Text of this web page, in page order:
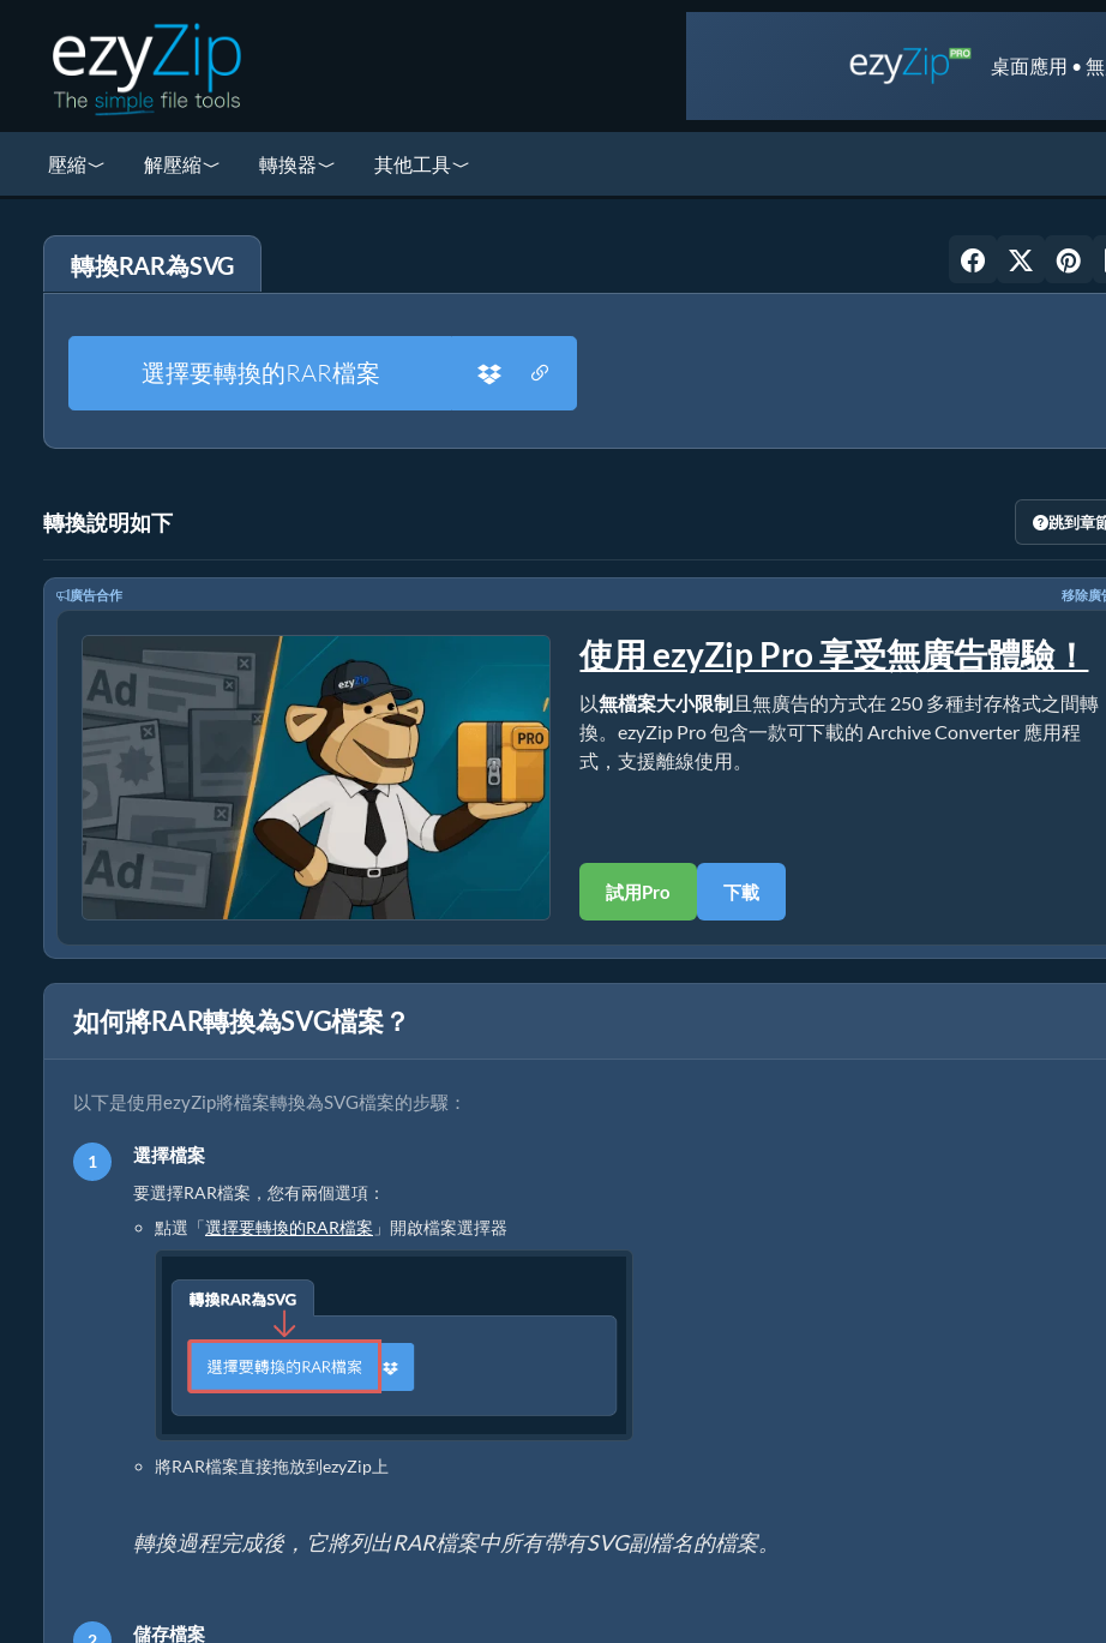
桌面應用 •
壓縮 解壓縮 轉換器 其他工具
轉換RAR為SVG
選擇要轉換的RAR檔案
轉換說明如下 跳到章
廣告合作 移除廣
使用 ezyZip Pro 享受無廣告體驗！
以無檔案大小限制且無廣告的方式在 250 多種封存格式之間轉
換。ezyZip Pro 包含一款可下載的 Archive Converter 應用程
式，支援離線使用。
試用Pro 下載
如何將RAR轉換為SVG檔案？
以下是使用ezyZip將檔案轉換為SVG檔案的步驟：
選擇檔案
要選擇RAR檔案，您有兩個選項：
點選「選擇要轉換的RAR檔案 」開啟檔案選擇器
將RAR檔案直接拖放到ezyZip上
轉換過程完成後，它將列出RAR檔案中所有帶有SVG副檔名的檔案。
儲存檔案